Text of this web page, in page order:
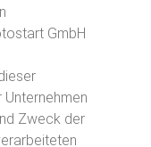
GmbH
Zweck der